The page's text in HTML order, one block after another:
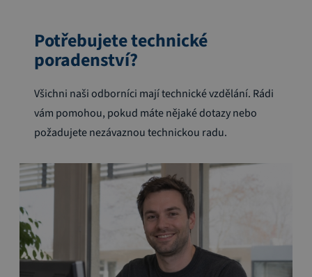
Potřebujete technické
poradenství?
Všichni naši odborníci mají technické vzdělání. Rádi
vám pomohou, pokud máte nějaké dotazy nebo
požadujete nezávaznou technickou radu.